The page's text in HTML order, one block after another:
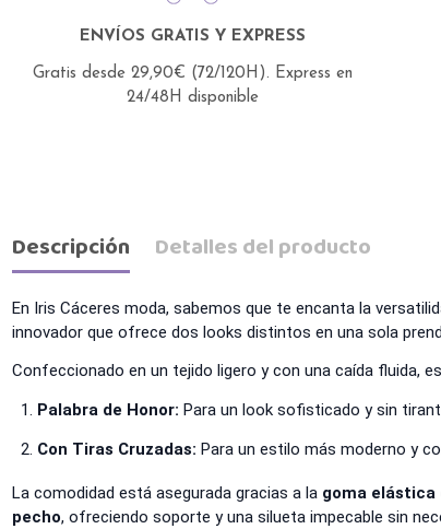
ENVÍOS GRATIS Y EXPRESS
Gratis desde 29,90€ (72/120H). Express en
24/48H disponible
Descripción Detalles del producto
En Iris Cáceres moda, sabemos que te encanta la
innovador que ofrece dos looks distintos en una sola
Confeccionado en un tejido ligero y con una caída fluida,
Palabra de Honor: Para un look sofisticado y sin
Con Tiras Cruzadas: Para un estilo más moderno y
La comodidad está asegurada gracias a la goma elástica
pecho, ofreciendo soporte y una silueta impecable sin